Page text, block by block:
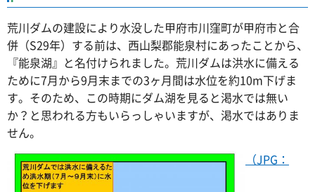
荒川ダムの建設により水没した甲府市川窪町が甲府市と合
併（S29年）する前は、西山梨郡能泉村にあったことから、
『能泉湖』と名付けられました。荒川ダムは洪水に備える
ために7月から9月末までの3ヶ月間は水位を約10m下げま
す。そのため、この時期にダム湖を見ると渇水では無い
か？と思われる方もいらっしゃいますが、渇水ではありま
せん。
（JPG：